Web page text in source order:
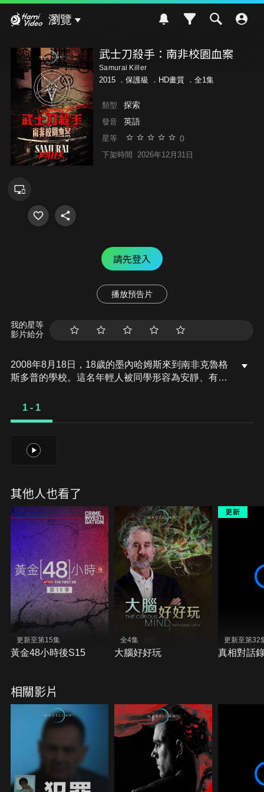
瀏覽
武士刀殺手：南非校園血案
Samurai Killer
2015 ． 保護級 ．HD畫質 ．全1集
類型 探索
發音 英語
星等 0
下架時間 2026年12月31日
請先登入
播放預告片
我的星等
影片給分
2008年8月18日，18歲的墨內哈姆斯來到南非克魯格
斯多普的學校。這名年輕人被同學形容為安靜、有禮
件牽涉到對撒旦崇拜的指控、對重金屬樂團如滑結樂
可能發生的原因。
1 - 1
1
其他人也看了
更新至第15集
黃金48小時後S15
全4集
大腦好好玩
更新至第32
真相對話
相關影片